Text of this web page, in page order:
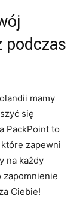
podczas
mamy
się
PackPoint to⁣
zapewni
na każdy
zapomnienie
Ciebie!